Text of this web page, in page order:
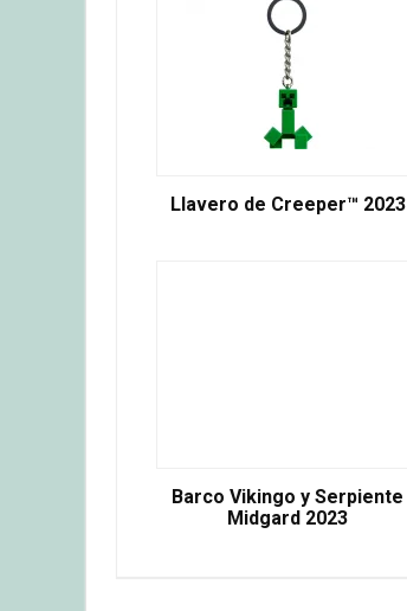
Llavero de Creeper™ 2023
Barco Vikingo y Serpiente
Midgard 2023